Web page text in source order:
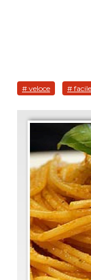
# veloce # facile